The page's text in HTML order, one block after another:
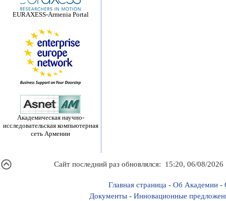
EURAXESS-Armenia Portal
Академическая научно-
исследовательская компьютерная
сеть Армении
Сайт последний раз обновлялся: 15:20, 06/08/2026
Главная страница - Об Академии-
Документы - Инновационные